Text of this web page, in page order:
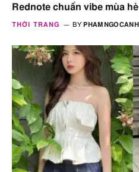
Rednote chuẩn vibe mùa hè
THỜI TRANG BY PHAMNGOCANH